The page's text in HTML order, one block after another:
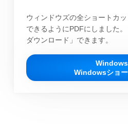
ウィンドウズの全ショートカ
できるようにPDFにしました
ダウンロード」できます。
Windowsショ